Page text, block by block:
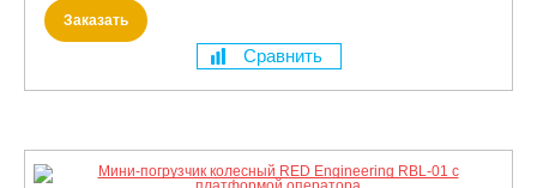
Заказать
Сравнить